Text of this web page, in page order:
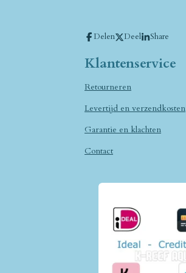
Delen Deel Share
Klantenservice
Retourneren
Levertijd en verzendkosten
Garantie en klachten
Contact